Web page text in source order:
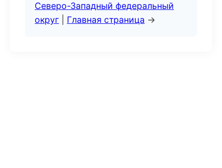
Северо-Западный федеральный
округ
Главная страница →